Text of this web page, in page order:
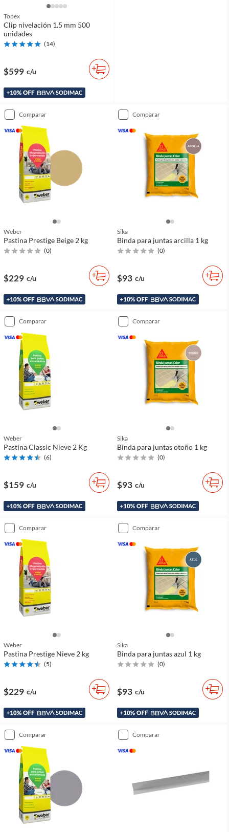
Topex
Clip nivelación 1.5 mm 500
unidades
(14)
$599 c/u
comparar
Weber
Pastina Prestige Beige 2 kg
(0)
$229 c/u
comparar
Sika
Binda para juntas arcilla 1 kg
(0)
$93 c/u
comparar
Weber
Pastina Classic Nieve 2 Kg
(6)
$159 c/u
comparar
Sika
Binda para juntas otoño 1 kg
(0)
$93 c/u
comparar
Weber
Pastina Prestige Nieve 2 kg
(5)
$229 c/u
comparar
Sika
Binda para juntas azul 1 kg
(0)
$93 c/u
comparar comparar